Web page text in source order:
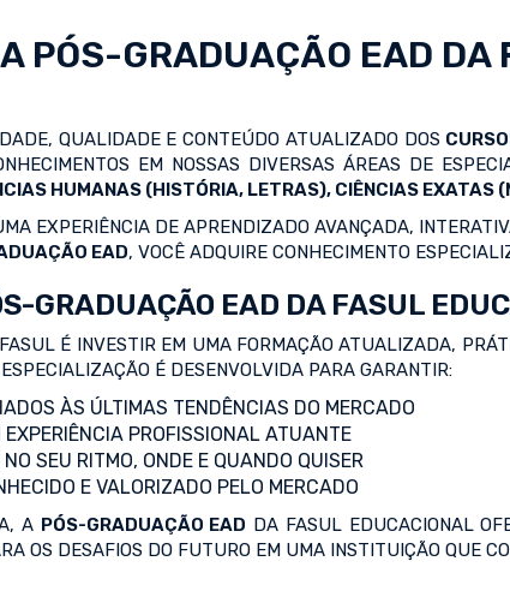
PÓS-GRADUAÇÃO EAD DA
QUALIDADE E CONTEÚDO ATUALIZADO DOS
EM NOSSAS DIVERSAS ÁREAS DE
HUMANAS (HISTÓRIA, LETRAS), CIÊNCIAS EXATAS
EXPERIÊNCIA DE APRENDIZADO AVANÇADA,
EAD, VOCÊ ADQUIRE CONHECIMENTO
GRADUAÇÃO EAD DA FASUL
É INVESTIR EM UMA FORMAÇÃO ATUALIZADA,
É DESENVOLVIDA PARA GARANTIR:
ÀS ÚLTIMAS TENDÊNCIAS DO MERCADO
PROFISSIONAL ATUANTE
SEU RITMO, ONDE E QUANDO QUISER
E VALORIZADO PELO MERCADO
A PÓS-GRADUAÇÃO EAD DA FASUL EDUCACIONAL
OS DESAFIOS DO FUTURO EM UMA INSTITUIÇÃO QUE